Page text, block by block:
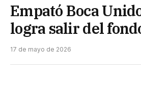
Empató Boca
logra salir del
17 de mayo de 2026